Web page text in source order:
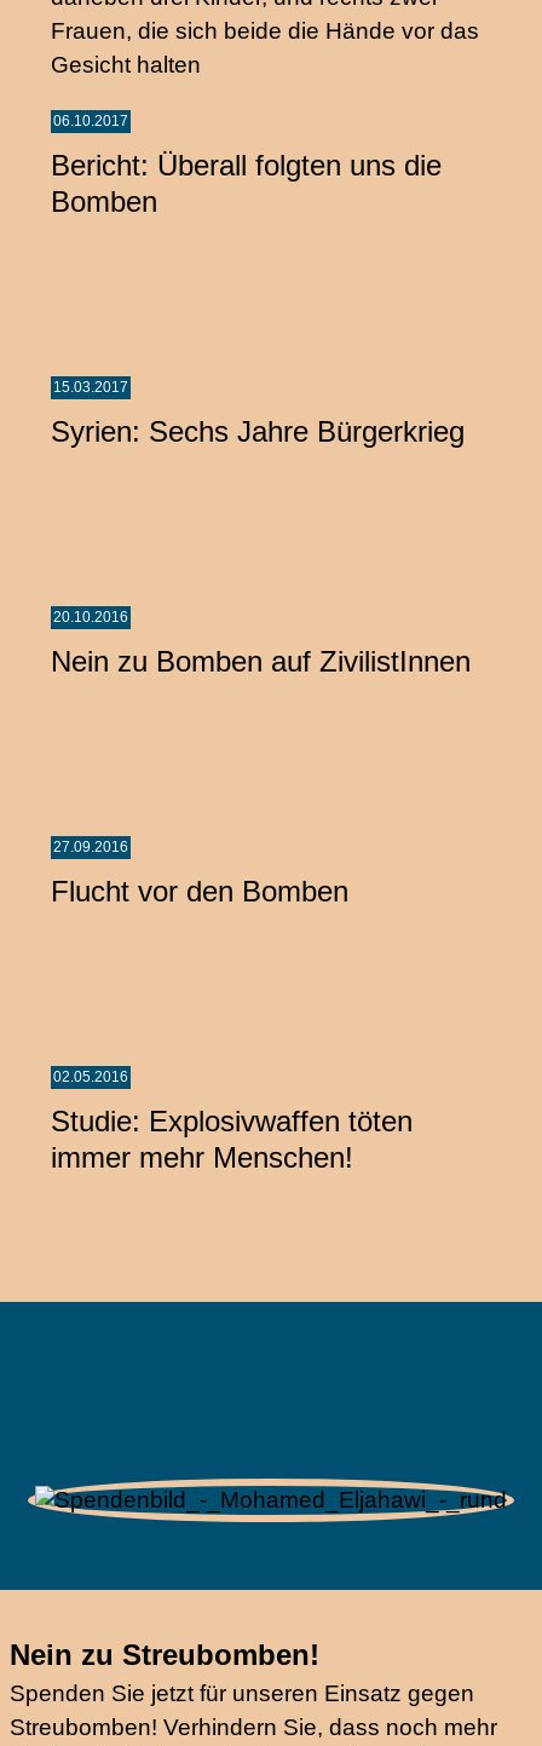
06.10.2017
Bericht: Überall folgten uns die
Bomben
15.03.2017
Syrien: Sechs Jahre Bürgerkrieg
20.10.2016
Nein zu Bomben auf ZivilistInnen
27.09.2016
Flucht vor den Bomben
02.05.2016
Studie: Explosivwaffen töten
immer mehr Menschen!
Nein zu Streubomben!
Spenden Sie jetzt für unseren Einsatz gegen
Streubomben! Verhindern Sie, dass noch mehr